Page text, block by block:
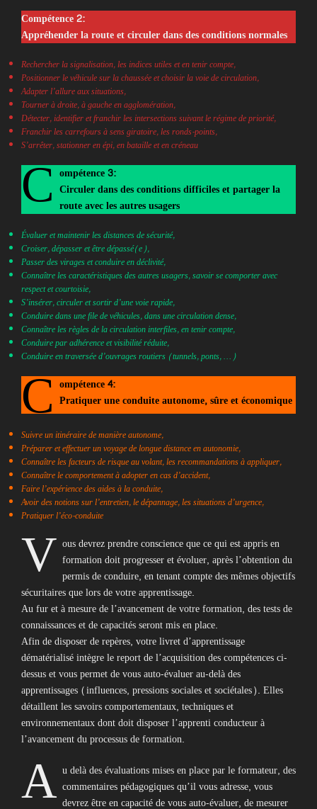
Compétence 2:
Appréhender la route et circuler dans des conditions normales
Rechercher la signalisation, les indices utiles et en tenir compte,
Positionner le véhicule sur la chaussée et choisir la voie de circulation,
Adapter l’allure aux situations,
Tourner à droite, à gauche en agglomération,
Détecter, identifier et franchir les intersections suivant le régime de priorité,
Franchir les carrefours à sens giratoire, les ronds-points,
S’arrêter, stationner en épi, en bataille et en créneau
C ompétence 3:
Circuler dans des conditions difficiles et partager la
route avec les autres usagers
Évaluer et maintenir les distances de sécurité,
Croiser, dépasser et être dépassé(e),
Passer des virages et conduire en déclivité,
Connaître les caractéristiques des autres usagers, savoir se comporter avec
respect et courtoisie,
S’insérer, circuler et sortir d’une voie rapide,
Conduire dans une file de véhicules, dans une circulation dense,
Connaître les règles de la circulation interfiles, en tenir compte,
Conduire par adhérence et visibilité réduite,
Conduire en traversée d’ouvrages routiers (tunnels, ponts, …)
C ompétence 4:
Pratiquer une conduite autonome, sûre et économique
Suivre un itinéraire de manière autonome,
Préparer et effectuer un voyage de longue distance en autonomie,
Connaître les facteurs de risque au volant, les recommandations à appliquer,
Connaître le comportement à adopter en cas d’accident,
Faire l’expérience des aides à la conduite,
Avoir des notions sur l’entretien, le dépannage, les situations d’urgence,
Pratiquer l’éco-conduite
V ous devrez prendre conscience que ce qui est appris en
formation doit progresser et évoluer, après l’obtention du
permis de conduire, en tenant compte des mêmes objectifs
sécuritaires que lors de votre apprentissage.
Au fur et à mesure de l’avancement de votre formation, des tests de
connaissances et de capacités seront mis en place.
Afin de disposer de repères, votre livret d’apprentissage
dématérialisé intègre le report de l’acquisition des compétences ci-
dessus et vous permet de vous auto-évaluer au-delà des
apprentissages (influences, pressions sociales et sociétales). Elles
détaillent les savoirs comportementaux, techniques et
environnementaux dont doit disposer l’apprenti conducteur à
l’avancement du processus de formation.
A u delà des évaluations mises en place par le formateur, des
commentaires pédagogiques qu’il vous adresse, vous
devrez être en capacité de vous auto-évaluer, de mesurer